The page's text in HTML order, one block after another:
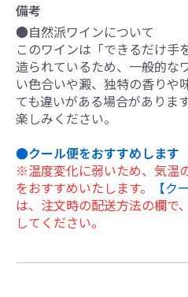
備考
●自然派ワインについて
このワインは「できるだけ手
造られているため、一般的な
い色合いや澱、独特の香りや
ても違いがある場合がありま
楽しみください。
●クール便をおすすめします
※温度変化に弱いため、気温
をおすすめいたします。
【ク
は、注文時の配送方法の欄で
してください。